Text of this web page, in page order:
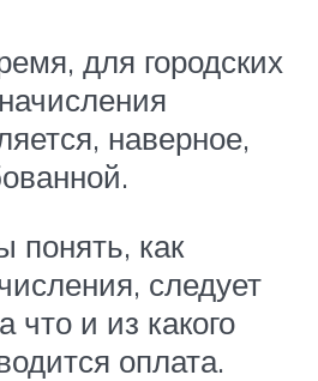
для городских
наверное,
понять, как
следует
что и из какого
оплата.